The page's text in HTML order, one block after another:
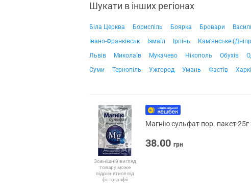
Шукати в інших регіонах
Біла Церква Бориспіль Боярка Бровари
Івано-Франківськ
Ізмаїл Ірпінь Кам'янське
Львів
Миколаїв Мукачево Нікополь Обухів
Суми
Тернопіль Ужгород Умань Фастів
Зовнішній вигляд
товару може
відрізнятися від
фотографії
Магнію сульфат пор. пакет
38.00 грн